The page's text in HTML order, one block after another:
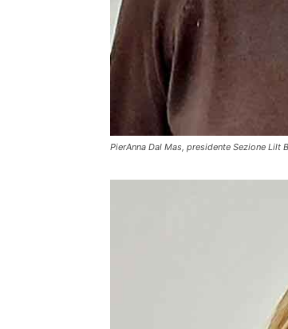
PierAnna Dal Mas, presidente Sezione Lilt